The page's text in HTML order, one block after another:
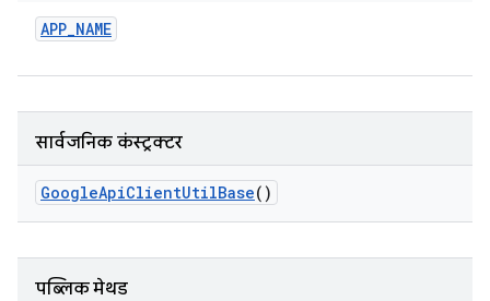
APP_NAME
सार्वजनिक कंस्ट्रक्टर
GoogleApiClientUtilBase()
पब्लिक मेथड